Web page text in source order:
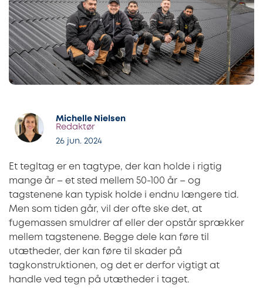
Michelle Nielsen
Redaktør
26 jun. 2024
Et tegltag er en tagtype, der kan holde i rigtig
mange år – et sted mellem 50-100 år – og
tagstenene kan typisk holde i endnu længere tid.
Men som tiden går, vil der ofte ske det, at
fugemassen smuldrer af eller der opstår sprækker
mellem tagstenene. Begge dele kan føre til
utætheder, der kan føre til skader på
tagkonstruktionen, og det er derfor vigtigt at
handle ved tegn på utætheder i taget.